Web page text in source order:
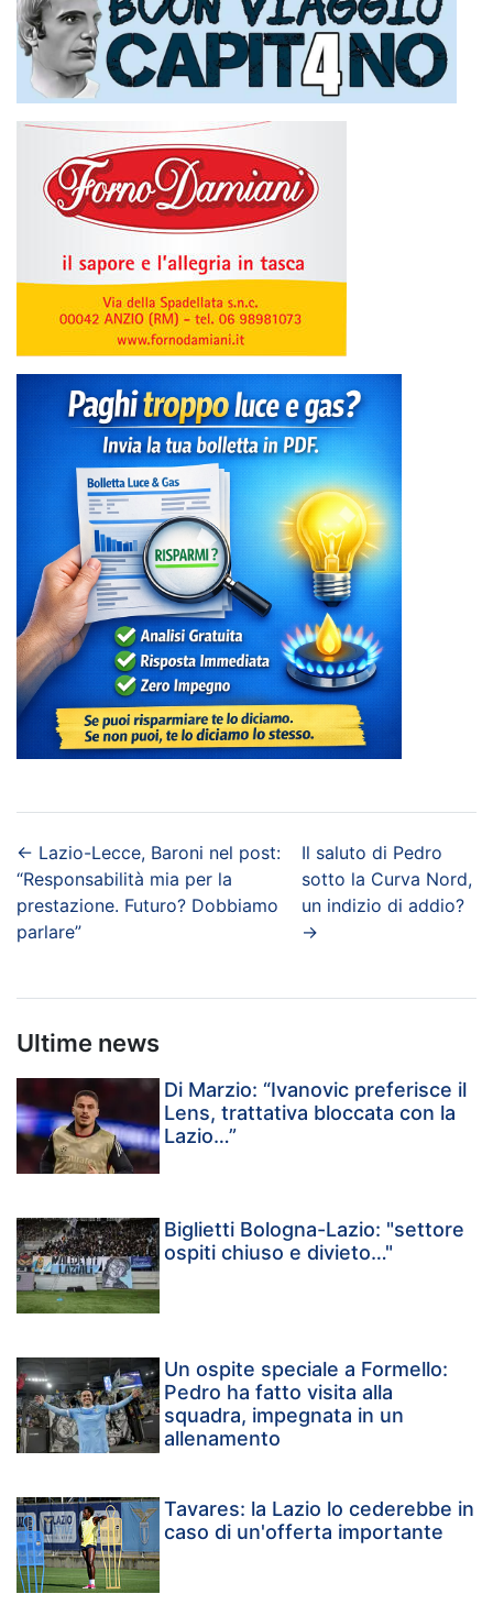
← Lazio-Lecce, Baroni nel post:
“Responsabilità mia per la
prestazione. Futuro? Dobbiamo
parlare”
Il saluto di Pedro
sotto la Curva Nord,
un indizio di addio?
→
Ultime news
Di Marzio: “Ivanovic preferisce il
Lens, trattativa bloccata con la
Lazio…”
Biglietti Bologna-Lazio: "settore
ospiti chiuso e divieto…"
Un ospite speciale a Formello:
Pedro ha fatto visita alla
squadra, impegnata in un
allenamento
Tavares: la Lazio lo cederebbe in
caso di un'offerta importante